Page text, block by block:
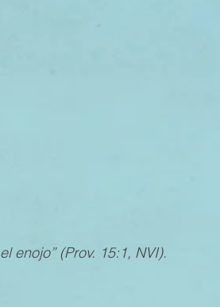
enojo” (Prov. 15:1, NVI).